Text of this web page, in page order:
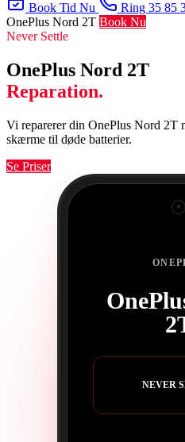
Book Tid Nu
Ring 35 85
OnePlus Nord 2T Book Nu
Never Settle
OnePlus Nord 2T
Reparation.
Vi reparerer din OnePlus Nord 2T
skærme til døde batterier.
Se Priser
NEVER